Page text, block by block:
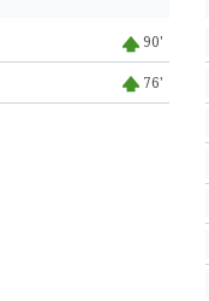
90'
76'